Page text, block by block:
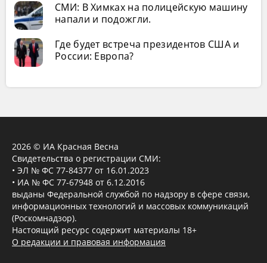
СМИ: В Химках на полицейскую машину
напали и подожгли.
Где будет встреча президентов США и
России: Европа?
2026 © ИА Красная Весна
Свидетельства о регистрации СМИ:
• ЭЛ № ФС 77-84377 от 16.01.2023
• ИА № ФС 77-67948 от 6.12.2016
выданы Федеральной службой по надзору в сфере связи,
информационных технологий и массовых коммуникаций
(Роскомнадзор).
Настоящий ресурс содержит материалы 18+
О редакции и правовая информация